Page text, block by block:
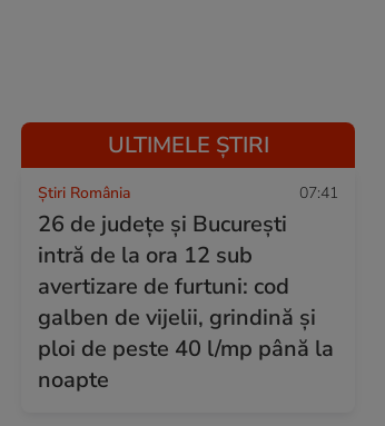
ULTIMELE ȘTIRI
Știri România 07:41
26 de județe și București
intră de la ora 12 sub
avertizare de furtuni: cod
galben de vijelii, grindină și
ploi de peste 40 l/mp până la
noapte